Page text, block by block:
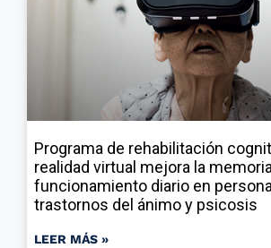
Programa de rehabilitación
realidad virtual mejora la
funcionamiento diario en
trastornos del ánimo y psicosis
LEER MÁS »